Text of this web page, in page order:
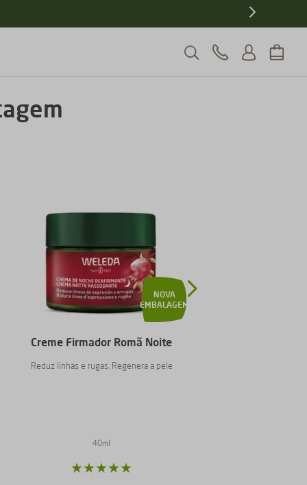
pagando no PIX
NOVA
EMBALAGEM
Creme Firmador Romã Noite
Reduz linhas e rugas. Regenera a pele
40ml
★★★★★